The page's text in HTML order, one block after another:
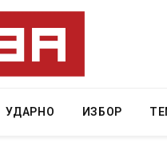
УДАРНО ИЗБОР